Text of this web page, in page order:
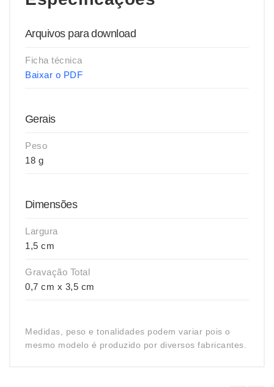
Arquivos para download
Ficha técnica
Baixar o PDF
Gerais
Peso
18 g
Dimensões
Largura
1,5 cm
Gravação Total
0,7 cm x 3,5 cm
Medidas, peso e tonalidades podem variar pois o
mesmo modelo é produzido por diversos fabricantes.